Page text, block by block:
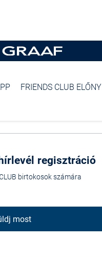
FRIENDS CLUB ELŐNY
regisztráció
birtokosok számára
most